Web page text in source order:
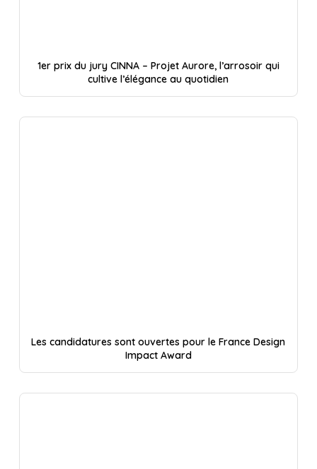
1er prix du jury CINNA – Projet Aurore, l’arrosoir qui
cultive l’élégance au quotidien
Les candidatures sont ouvertes pour le France Design
Impact Award